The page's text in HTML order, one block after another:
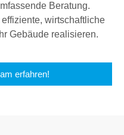
Beratung.
wirtschaftliche
Gebäude realisieren.
erfahren!